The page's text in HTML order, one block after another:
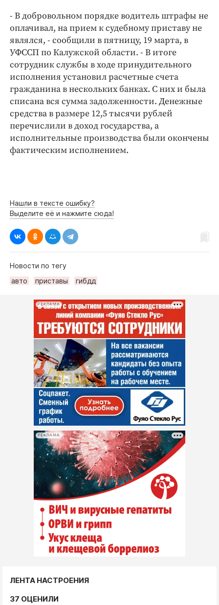
- В добровольном порядке водитель штрафы не
оплачивал, на прием к судебному приставу не
являлся, - сообщили в пятницу, 19 марта, в
УФССП по Калужской области. - В итоге
сотрудник службы в ходе принудительного
исполнения установил расчетные счета
гражданина в нескольких банках. С них и была
списана вся сумма задолженности. Денежные
средства в размере 12,5 тысячи рублей
перечислили в доход государства, а
исполнительные производства были окончены
фактическим исполнением.
Нашли в тексте ошибку?
Выделите её и нажмите сюда!
Новости по тегу
авто
приставы гибдд
РЕКЛАМА
РЕКЛАМА
ЛЕНТА НАСТРОЕНИЯ
37 ОЦЕНИЛИ